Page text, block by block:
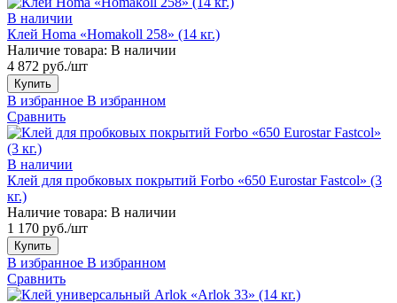
В наличии
Клей Homa «Homakoll 258» (14 кг.)
Наличие товара: В наличии
4 872 руб./шт
Купить
В избранное В избранном
Сравнить
В наличии
Клей для пробковых покрытий Forbo «650 Eurostar Fastcol» (3
кг.)
Наличие товара: В наличии
1 170 руб./шт
Купить
В избранное В избранном
Сравнить